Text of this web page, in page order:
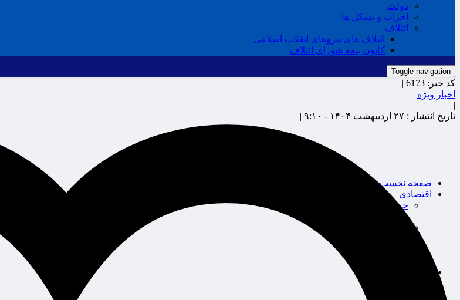
دولت
احزاب و تشکل ها
ائتلاف
ائتلاف های نیروهای انقلاب اسلامی
کانون بیمه شورای ائتلاف
Toggle navigation
صفحه نخست
اقتصادی
حوزه بیمه
کد خبر: 6173 |
اخبار ویژه
|
تاریخ انتشار : ۲۷ اردیبهشت ۱۴۰۴ - ۹:۱۰ |